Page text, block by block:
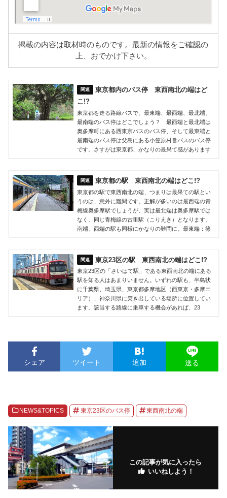
掲載の内容は取材時のものです。最新の情報をご確認の
上、おでかけ下さい。
東京都内のバス停 東西南北の端はど
こ!?
東京都を走る路線バスで、最東端、最西端、最北端、
最南端のバス停はどこでしょう？ 最西端と最北端は
奥多摩町にある西東京バスのバス停、そして最東端と
最南端のバス停は父島にある小笠原村営バスのバス停
です。さすがは東京都、かなりの最果て感があります
東京都の駅 東西南北の端はどこ!?
東京都の駅で東西南北の端、つまりは最果ての駅とい
うのは、意外に難問です。正解が多いのは最西端の青
梅線奥多摩駅でしょうが、実は最北端は奥多摩駅では
なく、同じ青梅線の古里駅（こりえき）となります。
南端、西端の駅も同様にかなりの難問に。最東端：篠
東京23区の駅 東西南北の端はどこ!?
東京23区の「さいはて駅」である東西南北の端にある
駅を知る人はあまりいません。いずれの駅も、半島状
に千葉県、埼玉県、東京都多摩地区（西東京・多摩エ
リア）、神奈川県に突き出している場所に位置してい
ます。該当する路線に乗車する機会があれば、23
シェア ツイート 追加 送る
NEWS&TOPICS 東京23区のバス停 東西南北の端
この記事が気に入ったら
いいねしよう！